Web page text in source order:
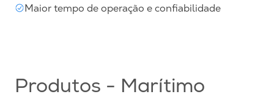
Maior tempo de operação e confiabilidade
Produtos - Marítimo